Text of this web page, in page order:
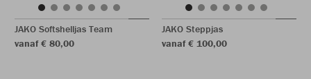
JAKO Softshelljas Team
vanaf € 80,00
JAKO Steppjas
vanaf € 100,00